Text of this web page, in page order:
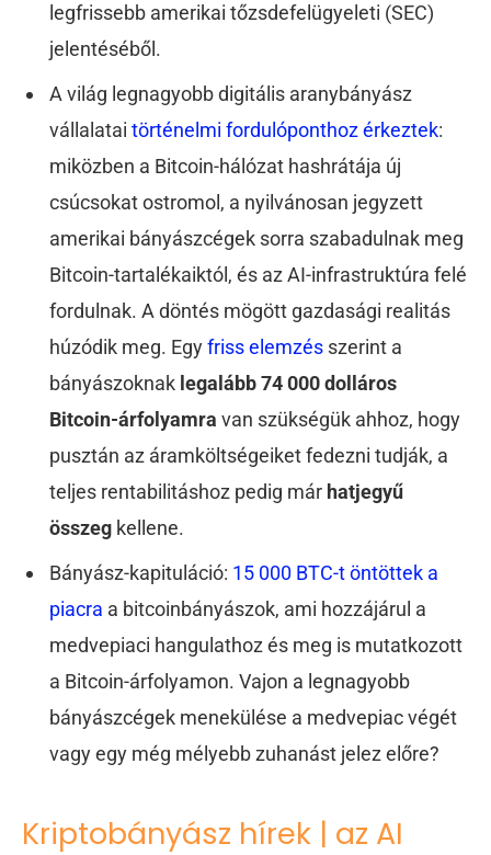
legfrissebb amerikai tőzsdefelügyeleti (SEC)
jelentéséből.
A világ legnagyobb digitális aranybányász
vállalatai történelmi fordulóponthoz érkeztek:
miközben a Bitcoin-hálózat hashrátája új
csúcsokat ostromol, a nyilvánosan jegyzett
amerikai bányászcégek sorra szabadulnak meg
Bitcoin-tartalékaiktól, és az AI-infrastruktúra felé
fordulnak. A döntés mögött gazdasági realitás
húzódik meg. Egyfriss elemzés szerint a
bányászoknak legalább 74 000 dolláros
Bitcoin-árfolyamra van szükségük ahhoz, hogy
pusztán az áramköltségeiket fedezni tudják, a
teljes rentabilitáshoz pedig már hatjegyű
összeg kellene.
Bányász-kapituláció: 15 000 BTC-t öntöttek a
piacra a bitcoinbányászok, ami hozzájárul a
medvepiaci hangulathoz és meg is mutatkozott
a Bitcoin-árfolyamon. Vajon a legnagyobb
bányászcégek menekülése a medvepiac végét
vagy egy még mélyebb zuhanást jelez előre?
Kriptobányász hírek | az AI